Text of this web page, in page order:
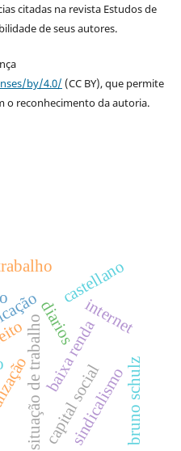
citadas na revista Estudos de
de seus autores.
by/4.0/ (CC BY), que permite
o reconhecimento da autoria.
situação de trabalhocapital social
baixa renda
sindicalismo
diarios internet
castellano
bruno schulz